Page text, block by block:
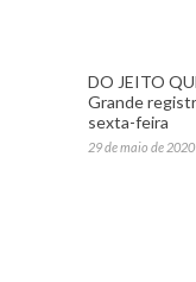
DO JEITO
Grande
sexta-feira
29 de maio de 2020